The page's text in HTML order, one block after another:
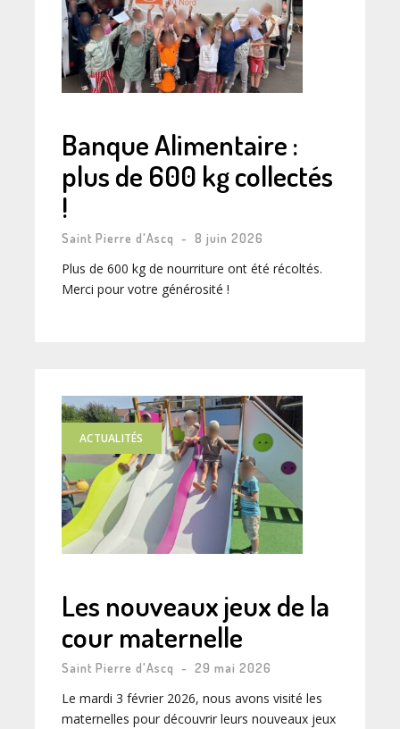
Banque Alimentaire :
plus de 600 kg collectés
!
Saint Pierre d'Ascq - 8 juin 2026
Plus de 600 kg de nourriture ont été récoltés.
Merci pour votre générosité !
ACTUALITÉS
Les nouveaux jeux de la
cour maternelle
Saint Pierre d'Ascq - 29 mai 2026
Le mardi 3 février 2026, nous avons visité les
maternelles pour découvrir leurs nouveaux jeux